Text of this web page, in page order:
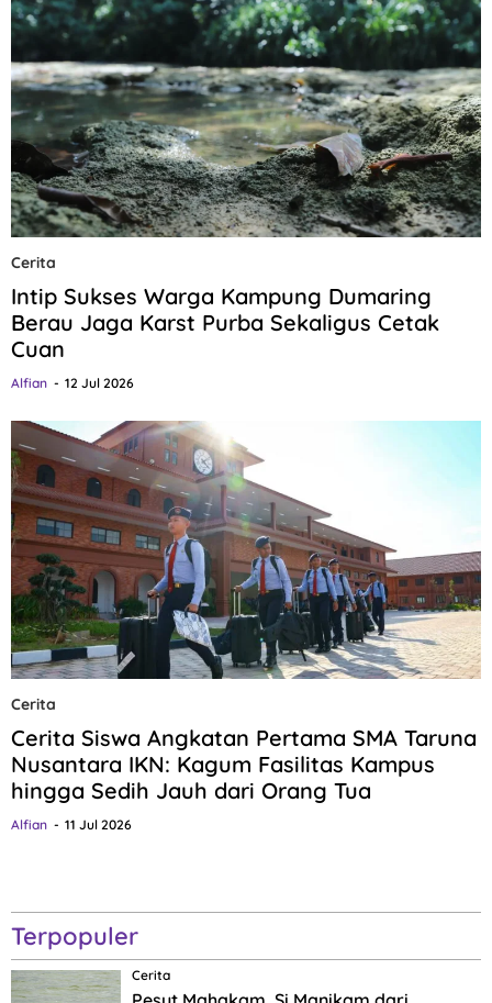
Cerita
Intip Sukses Warga Kampung Dumaring
Berau Jaga Karst Purba Sekaligus Cetak
Cuan
Alfian 12 Jul 2026
Cerita
Cerita Siswa Angkatan Pertama SMA Taruna
Nusantara IKN: Kagum Fasilitas Kampus
hingga Sedih Jauh dari Orang Tua
Alfian 11 Jul 2026
Terpopuler
Cerita